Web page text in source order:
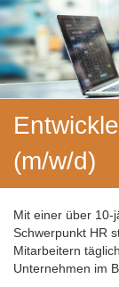
(m/w/d)
Mit einer über 10-
Schwerpunkt HR
Mitarbeitern
Unternehmen im